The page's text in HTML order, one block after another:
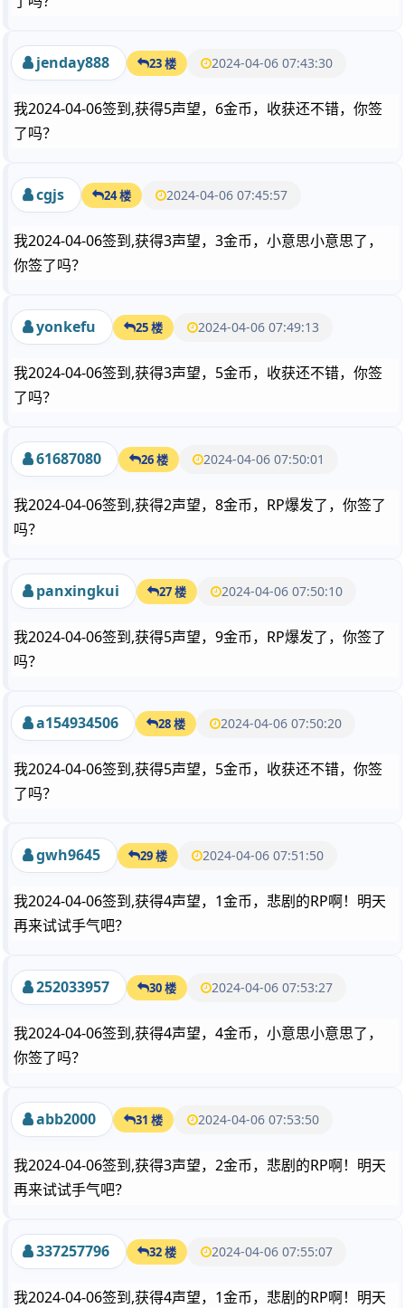
jenday888 23 楼 2024-04-06 07:43:30
我2024-04-06签到,获得5声望，6金币，收获还不错，你签
了吗？
cgjs 24 楼 2024-04-06 07:45:57
我2024-04-06签到,获得3声望，3金币，小意思小意思了，
你签了吗？
yonkefu 25 楼 2024-04-06 07:49:13
我2024-04-06签到,获得3声望，5金币，收获还不错，你签
了吗？
61687080 26 楼 2024-04-06 07:50:01
我2024-04-06签到,获得2声望，8金币，RP爆发了，你签了
吗？
panxingkui 27 楼 2024-04-06 07:50:10
我2024-04-06签到,获得5声望，9金币，RP爆发了，你签了
吗？
a154934506 28 楼 2024-04-06 07:50:20
我2024-04-06签到,获得5声望，5金币，收获还不错，你签
了吗？
gwh9645 29 楼 2024-04-06 07:51:50
我2024-04-06签到,获得4声望，1金币，悲剧的RP啊！明天
再来试试手气吧？
252033957 30 楼 2024-04-06 07:53:27
我2024-04-06签到,获得4声望，4金币，小意思小意思了，
你签了吗？
abb2000 31 楼 2024-04-06 07:53:50
我2024-04-06签到,获得3声望，2金币，悲剧的RP啊！明天
再来试试手气吧？
337257796 32 楼 2024-04-06 07:55:07
我2024-04-06签到,获得4声望，1金币，悲剧的RP啊！明天